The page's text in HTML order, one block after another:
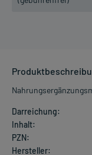
Darreichung:
Inhalt:
PZN:
Hersteller: